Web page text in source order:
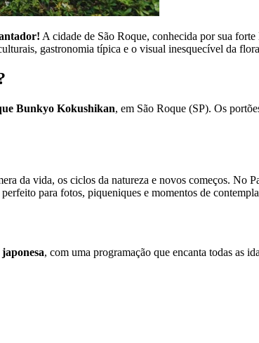
A cidade de São Roque, conhecida por sua
gastronomia típica e o visual inesquecível da
Bunkyo Kokushikan, em São Roque (SP). Os
da vida, os ciclos da natureza e novos começos. No
para fotos, piqueniques e momentos de
, com uma programação que encanta todas as